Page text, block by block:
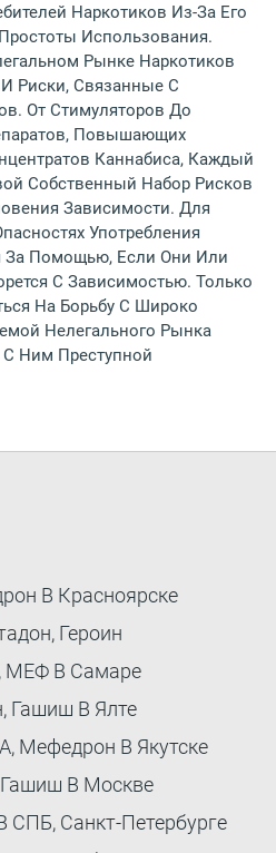
Наркотиков Из-За Его
Использования.
Рынке Наркотиков
Риски, Связанные С
От Стимуляторов До
Повышающих
Каннабиса, Каждый
Собственный Набор Рисков
Зависимости. Для
Употребления
За Помощью, Если Они Или
С Зависимостью. Только
На Борьбу С Широко
Нелегального Рынка
Ним Преступной
В Красноярске
Героин
МЕФ В Самаре
Гашиш В Ялте
Мефедрон В Якутске
В Москве
Санкт-Петербурге